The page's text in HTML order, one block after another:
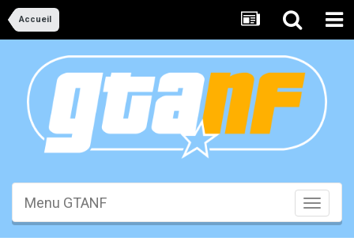
Accueil
Toggle
Menu GTANF